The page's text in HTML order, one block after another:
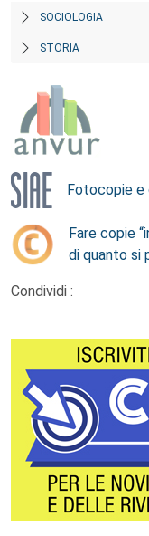
SOCIOLOGIA
STORIA
Fotocopie e
Fare copie
di quanto si
Condividi :